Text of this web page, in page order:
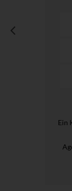
Ein